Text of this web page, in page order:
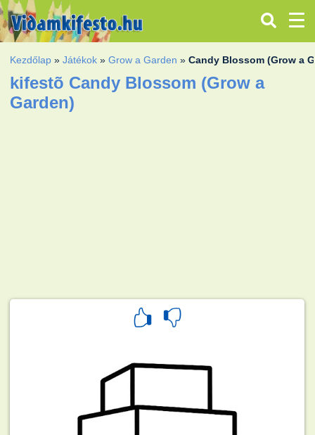
Kezdőlap »Játékok »Grow a Garden »Candy Blossom (Grow a
kifestõ Candy Blossom (Grow a
Garden)